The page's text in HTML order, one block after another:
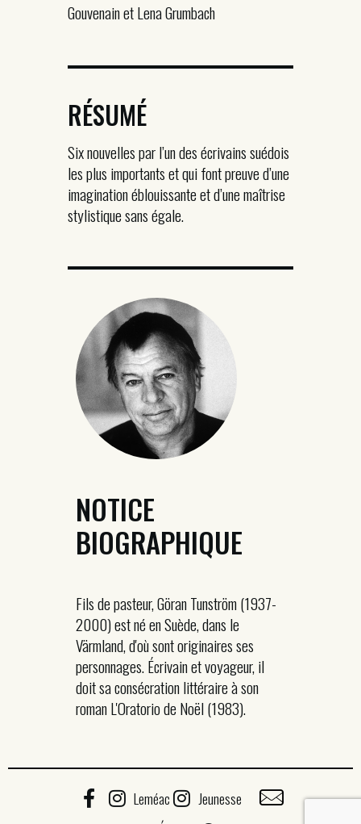
Gouvenain et Lena Grumbach
RÉSUMÉ
Six nouvelles par l’un des écrivains suédois
les plus importants et qui font preuve d’une
imagination éblouissante et d’une maîtrise
stylistique sans égale.
NOTICE
BIOGRAPHIQUE
Fils de pasteur, Göran Tunström (1937-
2000) est né en Suède, dans le
Värmland, d'où sont originaires ses
personnages. Écrivain et voyageur, il
doit sa consécration littéraire à son
roman L'Oratorio de Noël (1983).
Leméac Jeunesse